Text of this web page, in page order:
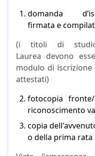
domanda
firmata e
(i titoli di studio
Laurea devono
modulo di
attestati)
fotocopia
riconoscimento
copia
o della prima